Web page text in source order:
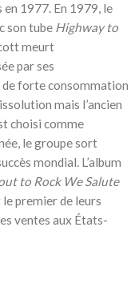
1977. En 1979, le
son tube Highway to
meurt
par ses
de forte consommation
mais l’ancien
choisi comme
le groupe sort
mondial. L’album
to Rock We Salute
le premier de leurs
ventes aux États-